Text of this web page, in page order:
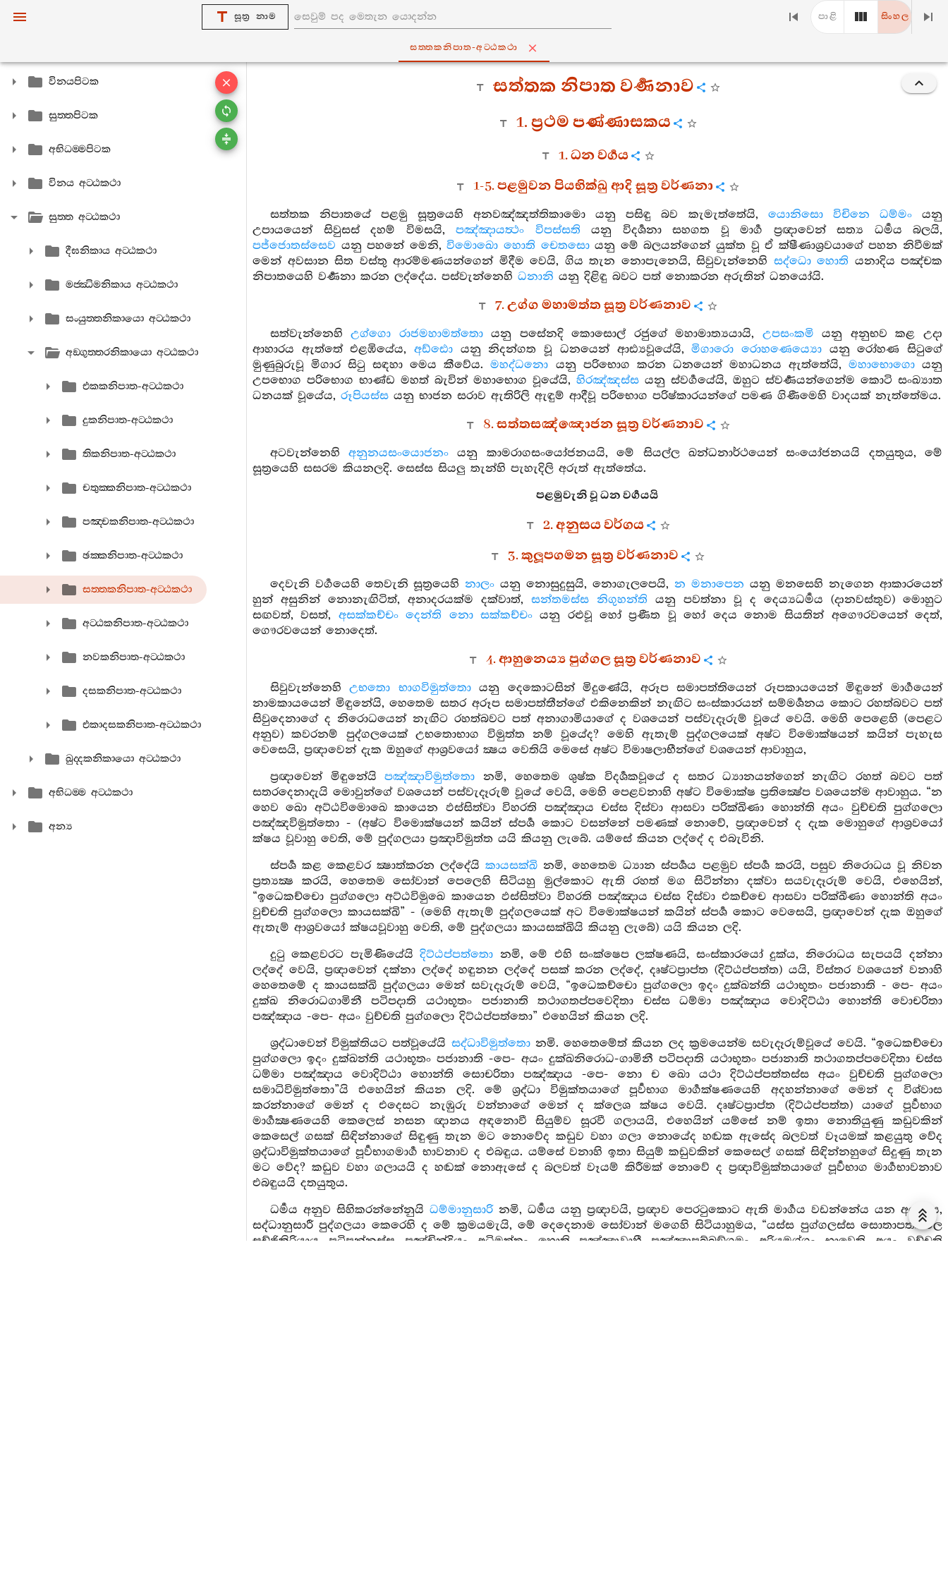
සූත්‍ර නාම පාළි සිංහල
සත‍්තකනිපාත-අට‍්ඨකථා
විනයපිටක
සුත‍්තපිටක
අභිධම‍්මපිටක
විනය අට‍්ඨකථා
සුත‍්ත අට‍්ඨකථා
දීඝනිකාය අට‍්ඨකථා
මජ‍්ඣිමනිකාය අට‍්ඨකථා
සංයුත‍්තනිකායො අට‍්ඨකථා
අඞ‍්ගුත‍්තරනිකායො අට‍්ඨකථා
එකකනිපාත-අට‍්ඨකථා
දුකනිපාත-අට‍්ඨකථා
තිකනිපාත-අට‍්ඨකථා
චතුක‍්කනිපාත-අට‍්ඨකථා
පඤ‍්චකනිපාත-අට‍්ඨකථා
ඡක‍්කනිපාත-අට‍්ඨකථා
සත‍්තකනිපාත-අට‍්ඨකථා
අට‍්ඨකනිපාත-අට‍්ඨකථා
නවකනිපාත-අට‍්ඨකථා
දසකනිපාත-අට‍්ඨකථා
එකාදසකනිපාත-අට‍්ඨකථා
ඛුද‍්දකනිකායො අට‍්ඨකථා
අභිධම‍්ම අට‍්ඨකථා
අන්‍ය
සත්තක නිපාත වර්‍ණනාව
1. ප්‍රථම පණ්ණාසකය
1. ධන වර්‍ගය
1-5. පළමුවන පියභික්ඛු ආදි සූත්‍ර වර්ණනා
සත්තක නිපාතයේ පළමු සූත්‍රයෙහි අනවඤ්ඤත්තිකාමො යනු පසිඳු බව කැමැත්තේයි, යොනිසො විචිනෙ ධම්මංයනු
උපායයෙන් සිවුසස් දහම් විමසයි, පඤ්ඤායත්‍ථං විපස්සති යනු විදර්‍ශනා සහගත වූ මාර්‍ග ප්‍රඥාවෙන් සත්‍ය ධර්‍මය බලයි,
පජ්ජොතස්සෙව යනු පහනේ මෙනි,විමොඛො හොති චෙතසොයනු මේ බලයන්ගෙන් යුක්ත වූ ඒ ක්ෂීණාශ්‍රවයාගේ පහන නිවීමක්
මෙන් අවසාන සිත වස්තු ආරම්මණයන්ගෙන් මිදීම වෙයි, ගිය තැන නොපැනෙයි, සිවුවැන්නෙහි සද්ධො හොති යනාදිය පඤ්චක
නිපාතයෙහි වර්‍ණනා කරන ලද්දේය. පස්වැන්නෙහි ධනානි යනු දිළිඳු බවට පත් නොකරන අරුතින් ධනයෝයි.
7. උග්ග මහාමත්ත සූත්‍ර වර්ණනාව
සත්වැන්නෙහිඋග්ගො රාජමහාමත්තොයනු පසේනදි කොසොල් රජුගේ මහාමාත්‍යයායි, උපසංකමියනු අනුභව කළ උදා
ආහාරය ඇත්තේ එළඹියේය,අඩ්ඪො යනු නිදන්ගත වූ ධනයෙන් ආඪ්‍යවූයේයි,මිගාරො රොහණෙය්‍යොයනු රෝහණ සිටුගේ
මුණුබුරුවූ මිගාර සිටු සඳහා මෙය කීවේය.මහද්ධනො යනු පරිභොග කරන ධනයෙන් මහාධනය ඇත්තේයි, මහාභොගොයනු
උපභොග පරිභොග භාණ්ඩ මහත් බැවින් මහාභොග වූයේයි, හිරඤ්ඤස්ස යනු ස්වර්‍ගයේයි, ඔහුට ස්වර්‍ණයන්ගෙන්ම කොටි සංඛ්‍යාත
ධනයක් වූයේය, රූපියස්ස යනු භාජන සරාව ඇතිරිලි ඇඳුම් ආදීවූ පරිභොග පරිෂ්කාරයන්ගේ පමණ ගිණීමෙහි වාදයක් නැත්තේමය.
8. සත්තසඤ්ඤොජන සූත්‍ර වර්ණනාව
අටවැන්නෙහි අනුනයසංයොජනංයනු කාමරාගසංයෝජනයයි, මේ සියල්ල ඛන්ධනාර්ථයෙන් සංයෝජනයයි දතයුතුය, මේ
සූත්‍රයෙහි සසරම කියනලදි. සෙස්ස සියලු තැන්හි පැහැදිලි අරුත් ඇත්තේය.
පළමුවැනි වූ ධන වර්‍ගයයි
2. අනුසය වර්ගය
3. කුලූපගමන සූත්‍ර වර්ණනාව
දෙවැනි වර්‍ගයෙහි තෙවැනි සූත්‍රයෙහිනාලං යනු නොසුදුසුයි, නොගැලපෙයි,න මනාපෙන යනු මනසෙහි නැගෙන ආකාරයෙන්
හුන් අසුනින් නොනැඟිටිත්, අනාදරයක්ම දක්වාත්, සන්තමස්ස නිගුහන්ති යනු පවත්නා වූ ද දෙය්‍යධර්‍මය (දානවස්තුව) මොහුට
සඟවත්, වසත්, අසක්කච්චං දෙන්ති නො සක්කච්චංයනු රළුවූ හෝ ප්‍රණීත වූ හෝ දෙය නොම සියතින් අගෞරවයෙන් දෙත්,
ගෞරවයෙන් නොදෙත්.
4. ආහුනෙය්‍ය පුග්ගල සූත්‍ර වර්ණනාව
සිවුවැන්නෙහිඋභතො භාගවිමුත්තොයනු දෙකොටසින් මිදුණේයි, අරූප සමාපත්තියෙන් රූපකායයෙන් මිඳුනේ මාර්‍ගයෙන්
නාමකායයෙන් මිඳුනේයි, හෙතෙම සතර අරූප සමාපත්තීන්ගේ එකිනෙකින් නැඟිට සංස්කාරයන් සම්මර්‍ශනය කොට රහත්බවට පත්
සිවුදෙනාගේ ද නිරොධයෙන් නැඟිට රහත්බවට පත් අනාගාමියාගේ ද වශයෙන් පස්වැදෑරුම් වූයේ වෙයි. මෙහි පෙළෙහි (පෙළට
අනුව) කවරනම් පුද්ගලයෙක් උභතොභාග විමුත්ත නම් වූයේද? මෙහි ඇතැම් පුද්ගලයෙක් අෂ්ට විමොක්ෂයන් කයින් පැහැස
වෙසෙයි, ප්‍රඥාවෙන් දැක ඔහුගේ ආශ්‍රවයෝ ක්‍ෂය වෙතියි මෙසේ අෂ්ට විමාෂලාභීන්ගේ වශයෙන් ආවාහුය,
ප්‍රඥාවෙන් මිඳුනේයිපඤ්ඤාවිමුත්තො නමි, හෙතෙම ශුෂ්ක විදර්‍ශකවූයේ ද සතර ධ්‍යානයන්ගෙන් නැඟිට රහත් බවට පත්
සතරදෙනාදැයි මොවුන්ගේ වශයෙන් පස්වැදෑරුම් වූයේ වෙයි, මෙහි පෙළවනාහි අෂ්ට විමොක්ෂ ප්‍රතික්‍ෂේප වශයෙන්ම ආවාහුය. “න
හෙව ඛො අට්ඨවිමොඛෙ කායෙන ඵස්සිත්වා විහරති පඤ්ඤාය චස්ස දිස්වා ආසවා පරික්ඛිණා හොන්ති අයං වුච්චති පුග්ගලො
පඤ්ඤවිමුත්තො - (අෂ්ට විමොක්ෂයන් කයින් ස්පර්‍ශ කොට වසන්නේ පමණක් නොවේ, ප්‍රඥාවෙන් ද දැක මොහුගේ ආශ්‍රවයෝ
ක්ෂය වූවාහු වෙති, මේ පුද්ගලයා ප්‍රඤාවිමුත්ත යයි කියනු ලැබේ. යම්සේ කියන ලද්දේ ද එබැවිනි.
ස්පර්‍ශ කළ කෙළවර ක්‍ෂාත්කරන ලද්දේයිකායසක්ඛිනමි, හෙතෙම ධ්‍යාන ස්පර්‍ශය පළමුව ස්පර්‍ශ කරයි, පසුව නිරොධය වූ නිවන
ප්‍රත්‍යක්‍ෂ කරයි, හෙතෙම සෝවාන් පෙලෙහි සිටියහු මුල්කොට ඇති රහත් මග සිටින්නා දක්වා සයවැදෑරුම් වෙයි, එහෙයින්,
“ඉධෙකච්චො පුග්ගලො අට්ඨවිමුඛෙ කායෙන ඵස්සිත්වා විහරති පඤ්ඤාය චස්ස දිස්වා එකච්චෙ ආසවා පරික්ඛීණා හොන්ති අයං
වුච්චති පුග්ගලො කායසක්ඛි” - (මෙහි ඇතැම් පුද්ගලයෙක් අට විමොක්ෂයන් කයින් ස්පර්‍ශ කොට වෙසෙයි, ප්‍රඥාවෙන් දැක ඔහුගේ
ඇතැම් ආශ්‍රවයෝ ක්ෂයවූවාහු වෙති, මේ පුද්ගලයා කායසක්ඛියි කියනු ලැබේ) යයි කියන ලදි.
දුටු කෙළවරට පැමිණියේයිදිට්ඨප්පත්තො නමි, මේ එහි සංක්ෂෙප ලක්ෂණයි, සංස්කාරයෝ දුක්ය, නිරොධය සැපයයි දන්නා
ලද්දේ වෙයි, ප්‍රඥාවෙන් දක්නා ලද්දේ හඳුනන ලද්දේ පසක් කරන ලද්දේ, දෘෂ්ටප්‍රාප්ත (දිට්ඨප්පත්ත) යයි, විස්තර වශයෙන් වනාහි
හෙතෙමේ ද කායසක්ඛි පුද්ගලයා මෙන් සවැදෑරුම් වෙයි, “ඉධෙකච්චො පුග්ගලො ඉදං දුක්ඛන්ති යථාභූතං පජානාති - පෙ- අයං
දුක්ඛ නිරොධගාමිනී පටිපදාති යථාභූතං පජානාති තථාගතප්පවෙදිතා චස්ස ධම්මා පඤ්ඤාය වොදිට්ඨා හොන්ති වොචරිතා
පඤ්ඤාය -පෙ- අයං වුච්චති පුග්ගලො දිට්ඨප්පත්තො” එහෙයින් කියන ලදි.
ශ්‍රද්ධාවෙන් විමුක්තියට පත්වූයේයි සද්ධාවිමුත්තොනමි. හෙතෙමේත් කියන ලද ක්‍රමයෙන්ම සවැදෑරුම්වූයේ වෙයි. “ඉධෙකච්චො
පුග්ගලො ඉදං දුක්ඛන්ති යථාභූතං පජානාති -පෙ- අයං දුක්ඛනිරොධ-ගාමිනී පටිපදාති යථාභූතං පජානාති තථාගතප්පවෙදිතා චස්ස
ධම්මා පඤ්ඤාය වොදිට්ඨා හොන්ති සොචරිතා පඤ්ඤාය -පෙ- නො ච ඛො යථා දිට්ඨප්පත්තස්ස අයං වුච්චති පුග්ගලො
සමාධිවිමුත්තො”යි එහෙයින් කියන ලදි. මේ ශ්‍රද්ධා විමුක්තයාගේ පූර්‍වභාග මාර්‍ගක්ෂණයෙහි අදහන්නාගේ මෙන් ද විශ්වාස
කරන්නාගේ මෙන් ද එදෙසට නැඹුරු වන්නාගේ මෙන් ද ක්ලෙශ ක්ෂය වෙයි. දෘෂ්ටප්‍රාප්ත (දිට්ඨප්පත්ත) යාගේ පූර්‍වභාග
මාර්‍ගක්‍ෂණයෙහි කෙලෙස් නසන ඥානය අඳනොවී සියුම්ව සූරවී ගලායයි, එහෙයින් යම්සේ නම් ඉතා නොතියුණු කඩුවකින්
කෙසෙල් ගසක් සිඳින්නාගේ සිඳුණු තැන මට නොවේද කඩුව වහා ගලා නොයේද හඬක ඇසේද බලවත් වෑයමක් කළයුතු වේද
ශ්‍රද්ධාවිමුක්තයාගේ පූර්‍වභාගමාර්‍ග භාවනාව ද එබඳුය. යම්සේ වනාහි ඉතා සියුම් කඩුවකින් කෙසෙල් ගසක් සිඳින්නහුගේ සිදුණු තැන
මට වේද? කඩුව වහා ගලායයි ද හඬක් නොඇසේ ද බලවත් වෑයම් කිරීමක් නොවේ ද ප්‍රඥාවිමුක්තයාගේ පූර්‍වභාග මාර්‍ගභාවනාව
එබඳුයයි දතයුතුය.
ධර්‍මය අනුව සිහිකරන්නේනුයි ධම්මානුසාරිනමි, ධර්‍මය යනු ප්‍රඥාවයි, ප්‍රඥාව පෙරටුකොට ඇති මාර්‍ගය වඩන්නේය යන අරුත්ය,
සද්ධානුසාරී පුද්ගලයා කෙරෙහි ද මේ ක්‍රමයමැයි, මේ දෙදෙනාම සෝවාන් මගෙහි සිටියාහුමය, “යස්ස පුග්ගලස්ස සොතාපත්තිඵල
සච්ඡිකිරියාය පටිපන්නස්ස පඤ්චින්ද්‍රියං අධිමත්තං හොති පඤ්ඤාවාහී පඤ්ඤාපුබ්බඞ්ගමං අරියමග්ගං භාවෙති අයං වුච්චති